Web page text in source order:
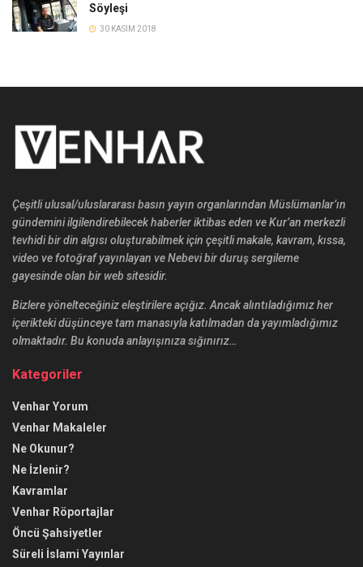
Söyleşi
30 KASIM 2018
Çeşitli ulusal/uluslararası basın yayın organlarından Müslümanlar’ın
gündemini ilgilendirebilecek haberler iktibas eden ve Kur’an merkezli
tevhidi bir din algısı oluşturabilmek için çeşitli makale, kavram, kıssa,
video ve fotoğraf yayınlayan ve Nebevi bir duruş sergileme
gayesinde olan bir web sitesidir.
Bizlere yönelteceğiniz eleştirilere açığız. Ancak alıntıladığımız her
içerikteki düşünceye tam manasıyla katılmadan da yayımladığımız
olmaktadır. Bu konuda anlayışınıza sığınırız…
Kategoriler
Venhar Yorum
Venhar Makaleler
Ne Okunur?
Ne İzlenir?
Kavramlar
Venhar Röportajlar
Öncü Şahsiyetler
Süreli İslami Yayınlar